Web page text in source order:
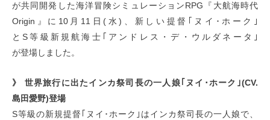
が共同開発した海洋冒険シミュレーションRPG『大航海時代
Origin』に10月11日(水)、新しい提督｢ヌイ･ホーク｣
とS等級新規航海士｢アンドレス・デ・ウルダネータ｣
が登場しました。
》 世界旅行に出たインカ祭司長の一人娘｢ヌイ･ホーク｣(CV.
島田愛野)登場
S等級の新規提督｢ヌイ･ホーク｣はインカ祭司長の一人娘で、